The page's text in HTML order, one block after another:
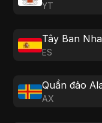
YT
Tây Ban Nha
ES
Quần đảo
AX